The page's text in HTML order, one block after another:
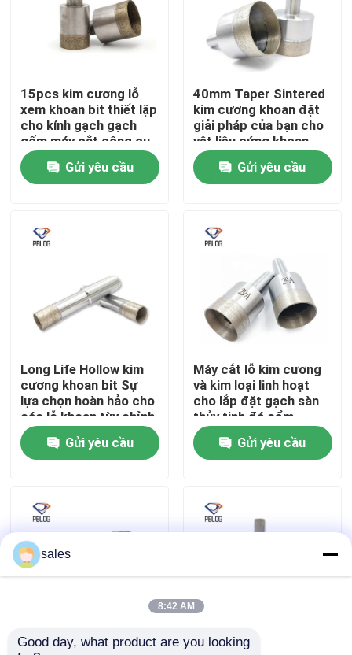
Sản phẩm
Về chúng tôi
Kiểm soát chất lượng
Liên hệ chúng tôi
Yêu cầu báo giá
Đá mài mạ điện
15pcs kim cương lỗ
xem khoan bit thiết lập
cho kính gạch gạch
gốm máy cắt công cụ
bạc và khoan lỗ 3-
42mm Gửi yêu cầu
40mm Taper Sintered
kim cương khoan đặt
giải pháp của bạn cho
vật liệu cứng khoan
Gửi yêu cầu
Long Life Hollow kim
cương khoan bit Sự
lựa chọn hoàn hảo cho
các lỗ khoan tùy chỉnh
Gửi yêu cầu
Máy cắt lỗ kim cương
và kim loại linh hoạt
cho lắp đặt gạch sàn
thủy tinh đá cẩm
thạch
Gửi yêu cầu
ướt và khô kim cương
Sản xuất bán buôn
sales
8:42 AM
Good day, what product are you looking